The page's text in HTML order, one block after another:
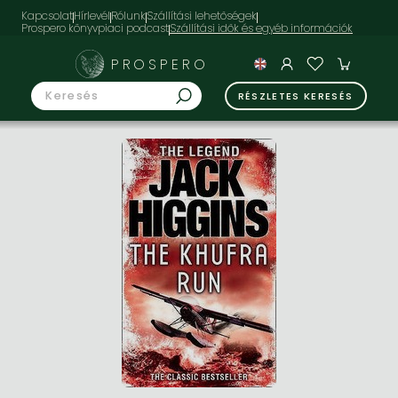
KapcsolatHírlevélRólunkSzállítási lehetőségek
Prospero könyvpiaci podcast
PROSPERO
RÉSZLETES KERESÉS